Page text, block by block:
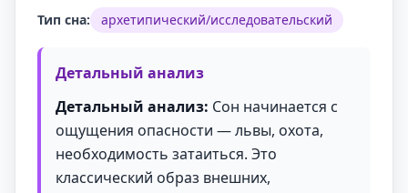
Тип сна: архетипический/исследовательский
Детальный анализ
Детальный анализ: Сон начинается с
ощущения опасности — львы, охота,
необходимость затаиться. Это
классический образ внешних,